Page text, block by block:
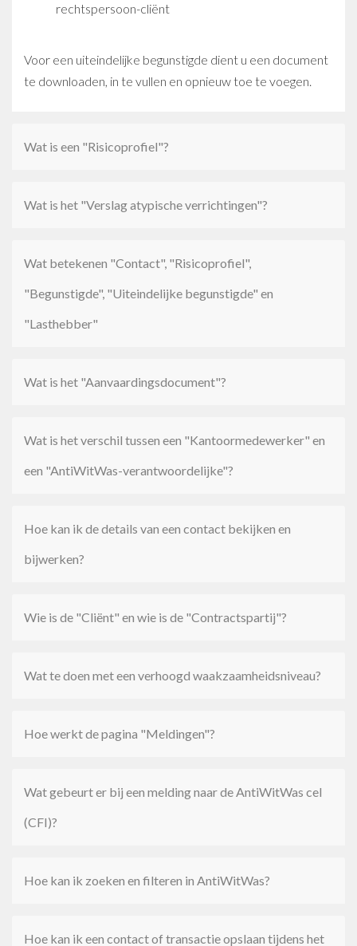
rechtspersoon-cliënt
Voor een uiteindelijke begunstigde dient u een document
te downloaden, in te vullen en opnieuw toe te voegen.
Wat is een "Risicoprofiel"?
Wat is het "Verslag atypische verrichtingen"?
Wat betekenen "Contact", "Risicoprofiel",
"Begunstigde", "Uiteindelijke begunstigde" en
"Lasthebber"
Wat is het "Aanvaardingsdocument"?
Wat is het verschil tussen een "Kantoormedewerker" en
een "AntiWitWas-verantwoordelijke"?
Hoe kan ik de details van een contact bekijken en
bijwerken?
Wie is de "Cliënt" en wie is de "Contractspartij"?
Wat te doen met een verhoogd waakzaamheidsniveau?
Hoe werkt de pagina "Meldingen"?
Wat gebeurt er bij een melding naar de AntiWitWas cel
(CFI)?
Hoe kan ik zoeken en filteren in AntiWitWas?
Hoe kan ik een contact of transactie opslaan tijdens het